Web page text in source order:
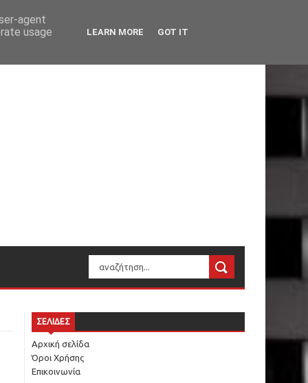
ΣΕΛΙΔΕΣ
Αρχική σελίδα
Όροι Χρήσης
Επικοινωνία
agent
usage
LEARN MORE GOT IT